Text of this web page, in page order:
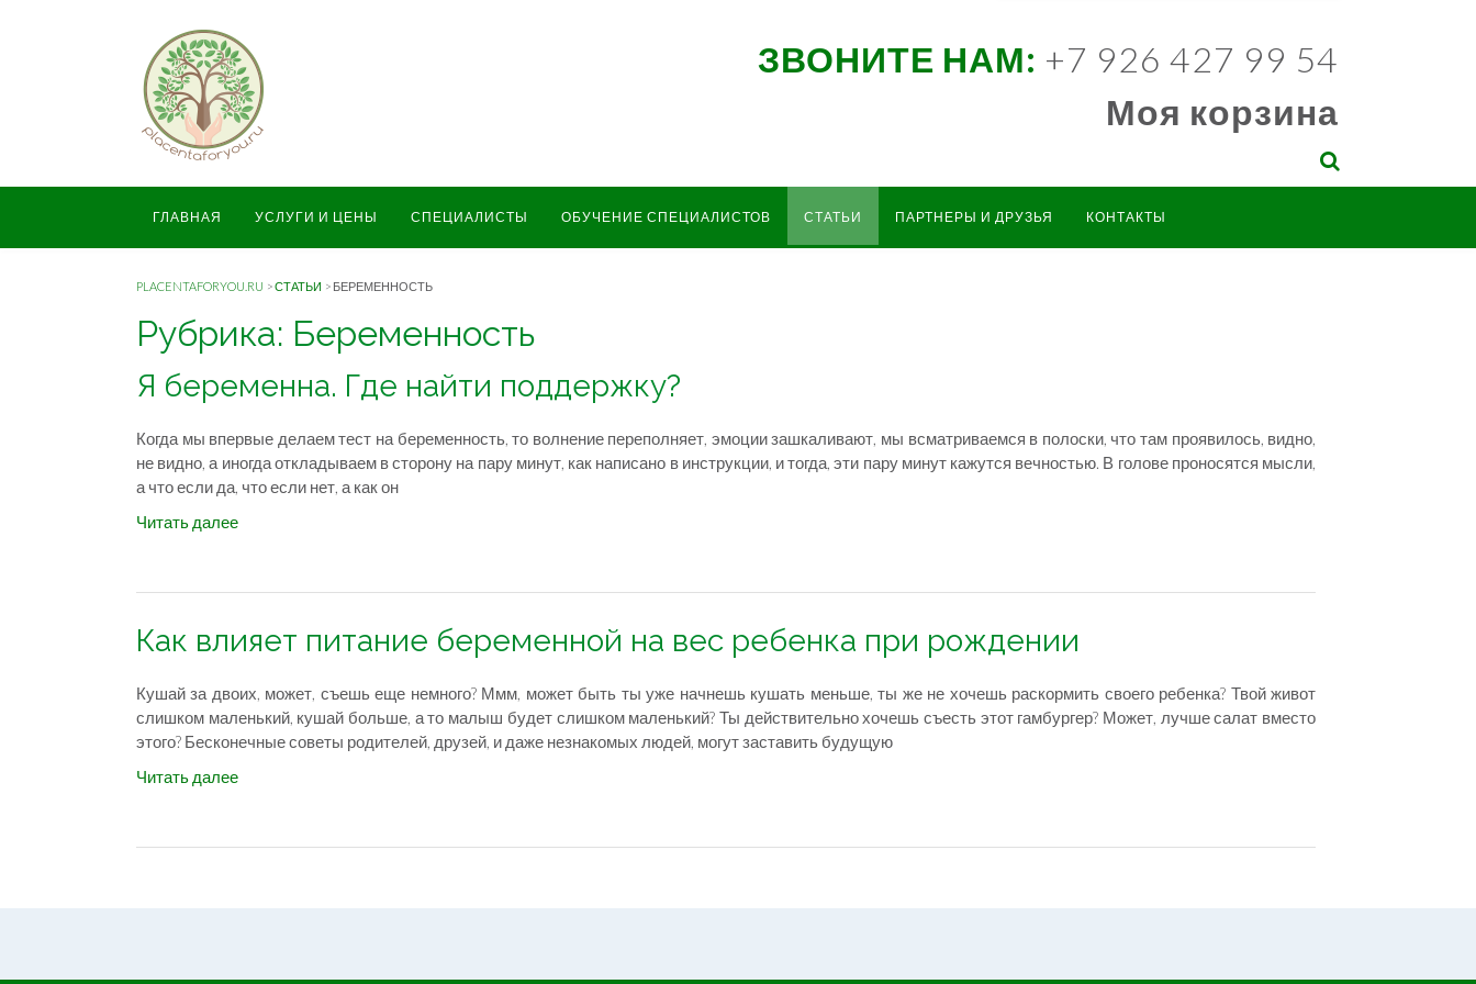
ЗВОНИТЕ НАМ: +7 926 427 99 54
Моя корзина
ГЛАВНАЯ УСЛУГИ И ЦЕНЫ СПЕЦИАЛИСТЫ ОБУЧЕНИЕ СПЕЦИАЛИСТОВ СТАТЬИ ПАРТНЕРЫ И ДРУЗЬЯ КОНТАКТЫ
PLACENTAFORYOU.RU >СТАТЬИ > БЕРЕМЕННОСТЬ
Рубрика: Беременность
Я беременна. Где найти поддержку?
Когда мы впервые делаем тест на беременность, то волнение переполняет, эмоции зашкаливают, мы всматриваемся в полоски, что там проявилось, видно,
не видно, а иногда откладываем в сторону на пару минут, как написано в инструкции, и тогда, эти пару минут кажутся вечностью. В голове проносятся мысли,
а что если да, что если нет, а как он
Читать далее
Как влияет питание беременной на вес ребенка при рождении
Кушай за двоих, может, съешь еще немного? Ммм, может быть ты уже начнешь кушать меньше, ты же не хочешь раскормить своего ребенка? Твой живот
слишком маленький, кушай больше, а то малыш будет слишком маленький? Ты действительно хочешь съесть этот гамбургер? Может, лучше салат вместо
этого? Бесконечные советы родителей, друзей, и даже незнакомых людей, могут заставить будущую
Читать далее